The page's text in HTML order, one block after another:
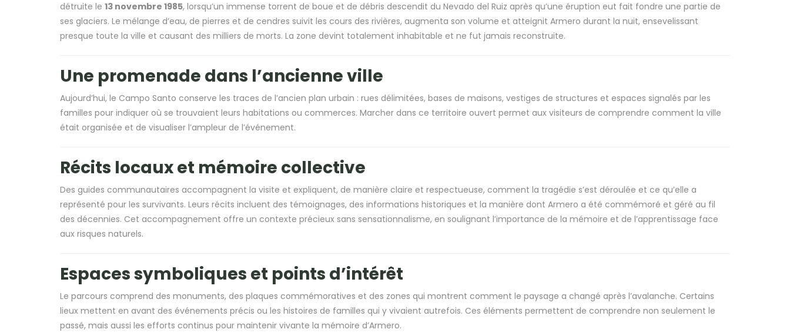
détruite le 13 novembre 1985, lorsqu’un immense torrent de boue et de débris descendit du Nevado del Ruiz après qu’une éruption eut fait fondre une partie de
ses glaciers. Le mélange d’eau, de pierres et de cendres suivit les cours des rivières, augmenta son volume et atteignit Armero durant la nuit, ensevelissant
presque toute la ville et causant des milliers de morts. La zone devint totalement inhabitable et ne fut jamais reconstruite.
Une promenade dans l’ancienne ville
Aujourd’hui, le Campo Santo conserve les traces de l’ancien plan urbain : rues délimitées, bases de maisons, vestiges de structures et espaces signalés par les
familles pour indiquer où se trouvaient leurs habitations ou commerces. Marcher dans ce territoire ouvert permet aux visiteurs de comprendre comment la ville
était organisée et de visualiser l’ampleur de l’événement.
Récits locaux et mémoire collective
Des guides communautaires accompagnent la visite et expliquent, de manière claire et respectueuse, comment la tragédie s’est déroulée et ce qu’elle a
représenté pour les survivants. Leurs récits incluent des témoignages, des informations historiques et la manière dont Armero a été commémoré et géré au fil
des décennies. Cet accompagnement offre un contexte précieux sans sensationnalisme, en soulignant l’importance de la mémoire et de l’apprentissage face
aux risques naturels.
Espaces symboliques et points d’intérêt
Le parcours comprend des monuments, des plaques commémoratives et des zones qui montrent comment le paysage a changé après l’avalanche. Certains
lieux mettent en avant des événements précis ou les histoires de familles qui y vivaient autrefois. Ces éléments permettent de comprendre non seulement le
passé, mais aussi les efforts continus pour maintenir vivante la mémoire d’Armero.